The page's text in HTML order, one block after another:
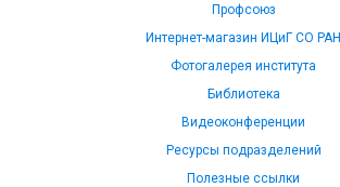
Профсоюз
Интернет-магазин ИЦиГ СО РАН
Фотогалерея института
Библиотека
Видеоконференции
Ресурсы подразделений
Полезные ссылки